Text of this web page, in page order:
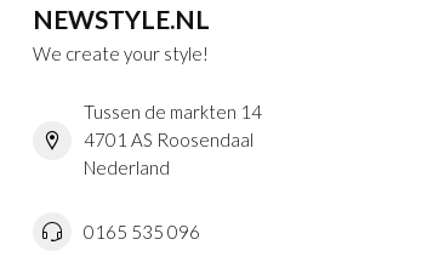
NEWSTYLE.NL
We create your style!
Tussen de markten 14
4701 AS Roosendaal
Nederland
0165 535 096